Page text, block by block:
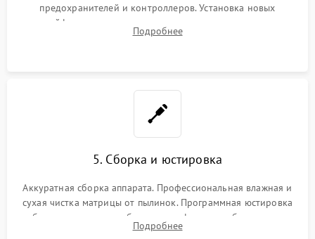
предохранителей и контроллеров. Установка новых
шлейфов, дисплея, механизма затвора или двигателя
автофокуса. Восстановление геометрии тубуса объектива
Подробнее
5. Сборка и юстировка
Аккуратная сборка аппарата. Профессиональная влажная и
сухая чистка матрицы от пылинок. Программная юстировка
рабочего отрезка, калибровка автофокуса, стабилизатора и
экспозамера с помощью сервисного ПО.
Подробнее